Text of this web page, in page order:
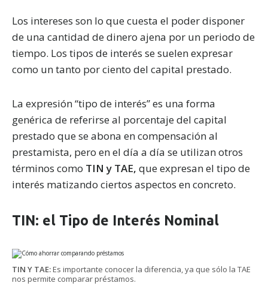
Los intereses son lo que cuesta el poder disponer
de una cantidad de dinero ajena por un periodo de
tiempo. Los tipos de interés se suelen expresar
como un tanto por ciento del capital prestado.
La expresión “tipo de interés” es una forma
genérica de referirse al porcentaje del capital
prestado que se abona en compensación al
prestamista, pero en el día a día se utilizan otros
términos como TIN y TAE, que expresan el tipo de
interés matizando ciertos aspectos en concreto.
TIN: el Tipo de Interés Nominal
TIN Y TAE:Es importante conocer la diferencia, ya que sólo la TAE
nos permite comparar préstamos.